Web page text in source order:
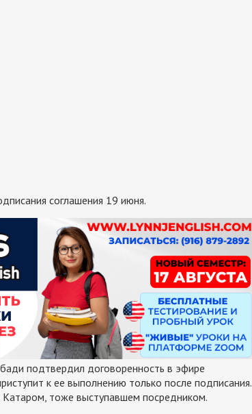
соглашения 19 июня.
подтвердил договоренность в эфире
к ее выполнению только после подписания.
Катаром, тоже выступавшем посредником.